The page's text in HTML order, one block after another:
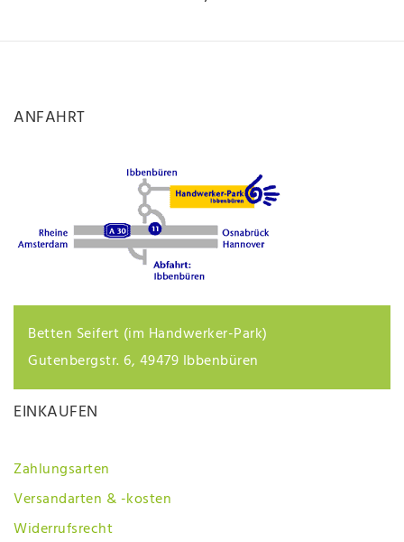
ANFAHRT
Betten Seifert (im Handwerker-Park)
Gutenbergstr. 6, 49479 Ibbenbüren
EINKAUFEN
Zahlungsarten
Versandarten & -kosten
Widerrufsrecht